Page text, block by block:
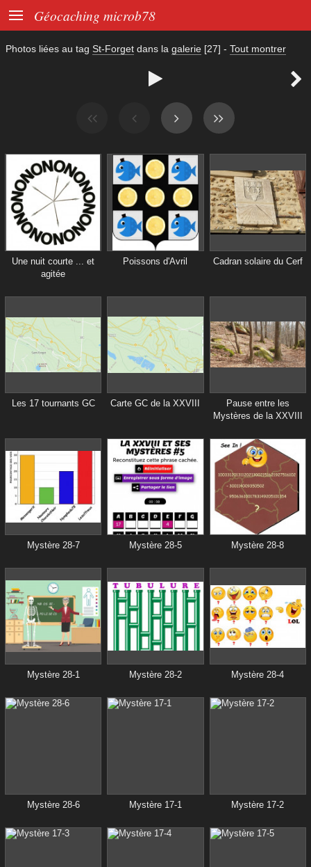
 Géocaching microb78
Photos liées au tag St-Forget dans la galerie [27] - Tout montrer
 
Une nuit courte ... et
agitée
Poissons d'Avril Cadran solaire du Cerf
Les 17 tournants GC Carte GC de la XXVIII
Pause entre les
Mystères de la XXVIII
Mystère 28-7 Mystère 28-5 Mystère 28-8
Mystère 28-1 Mystère 28-2 Mystère 28-4
Mystère 28-6 Mystère 17-1 Mystère 17-2